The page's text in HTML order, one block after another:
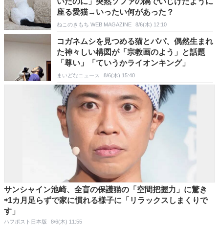
座る愛猫→いったい何があった？
ねこのきもち WEB MAGAZINE 8/6(木) 12:10
コガネムシを見つめる猫とパパ、偶然生まれ
た神々しい構図が「宗教画のよう」と話題
「尊い」「ていうかライオンキング」
まいどなニュース 8/6(木) 15:40
サンシャイン池崎、全盲の保護猫の「空間把握力」に驚き
⇨1カ月足らずで家に慣れる様子に「リラックスしまくりで
す」
ハフポスト日本版 8/6(木) 11:55